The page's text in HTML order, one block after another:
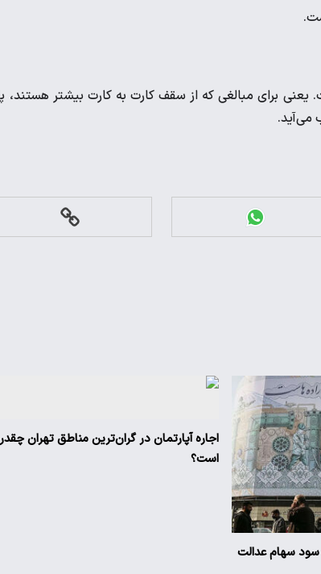
تومان تعیین شده است. یعنی برای مبالغی که از سقف کارت به کارت بیشتر هستند،
می‌آید.
تومانی سود سهام عدالت
اجاره آپارتمان در گران‌ترین مناطق تهران چقدر
است؟